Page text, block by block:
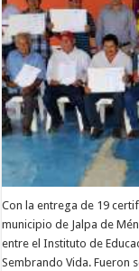
Con la entrega de 19
municipio de Jalpa de
entre el Instituto de
Sembrando Vida. Fueron